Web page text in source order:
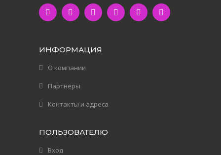
ИНФОРМАЦИЯ
О компании
Партнеры
Контакты и адреса
ПОЛЬЗОВАТЕЛЮ
Вход